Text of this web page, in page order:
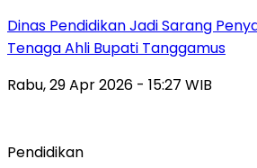
Dinas Pendidikan Jadi Sarang
Tenaga Ahli Bupati Tanggamus
Rabu, 29 Apr 2026 - 15:27 WIB
Pendidikan